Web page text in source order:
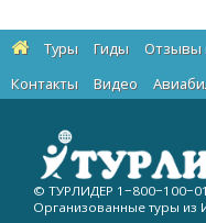
Туры Гиды Отзывы
Контакты
Видео
© ТУРЛИДЕР
Организованные туры из